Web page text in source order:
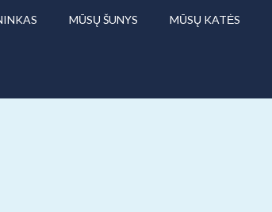
MŪSŲ ŠUNYS MŪSŲ KATĖS